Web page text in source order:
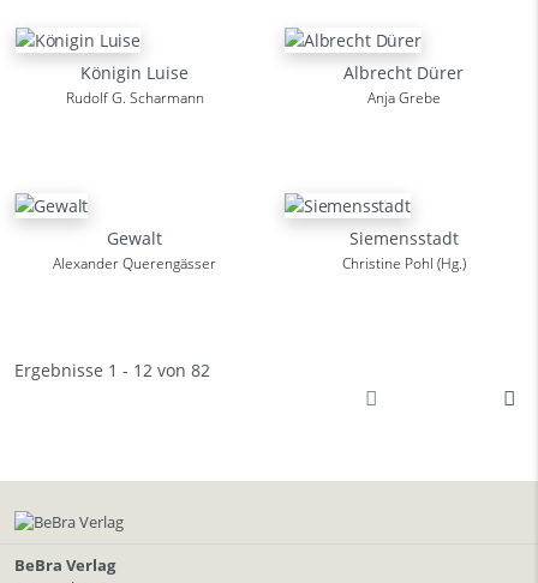
Königin Luise
Rudolf G. Scharmann
Albrecht Dürer
Anja Grebe
Gewalt
Alexander Querengässer
Siemensstadt
Christine Pohl (Hg.)
Ergebnisse 1 - 12 von 82
BeBra Verlag